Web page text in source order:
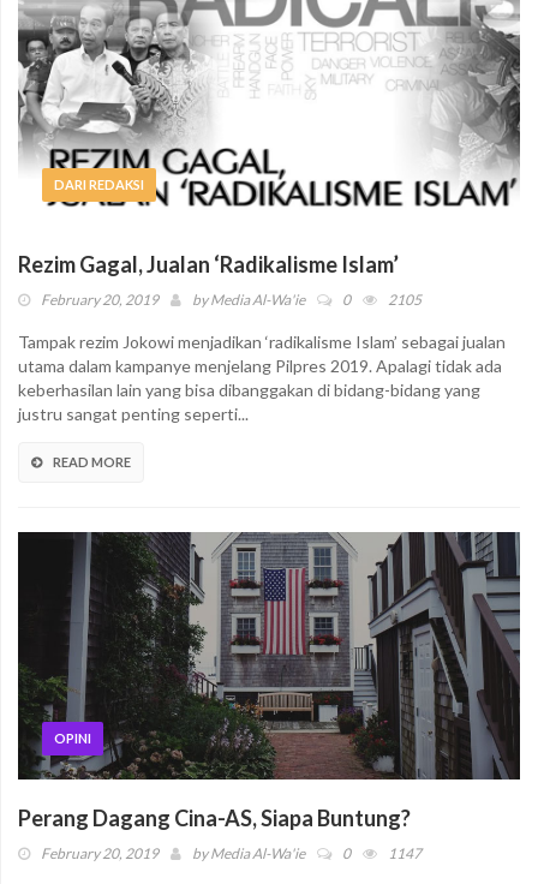
DARI REDAKSI
Rezim Gagal, Jualan ‘Radikalisme Islam’
February 20, 2019 byMedia Al-Wa'ie 0 2105
Tampak rezim Jokowi menjadikan ‘radikalisme Islam’ sebagai jualan
utama dalam kampanye menjelang Pilpres 2019. Apalagi tidak ada
keberhasilan lain yang bisa dibanggakan di bidang-bidang yang
justru sangat penting seperti...
READ MORE
OPINI
Perang Dagang Cina-AS, Siapa Buntung?
February 20, 2019 byMedia Al-Wa'ie 0 1147